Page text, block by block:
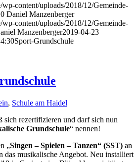
content/uploads/2018/12/Gemeinde-
0 Daniel Manzenberger
content/uploads/2018/12/Gemeinde-
Manzenberger2019-04-23
Sport-Grundschule
, Schule am Haidel
sich rezertifizieren und darf sich nun
Grundschule“ nennen!
„Singen – Spielen – Tanzen“ (SST) an
das musikalische Angebot. Neu installiert